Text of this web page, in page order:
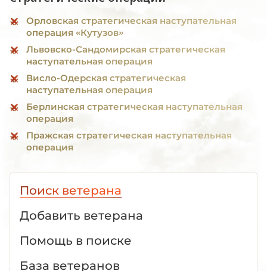
Орловская стратегическая наступательная
операция «Кутузов»
Львовско-Сандомирская стратегическая
наступательная операция
Висло-Одерская стратегическая
наступательная операция
Берлинская стратегическая наступательная
операция
Пражская стратегическая наступательная
операция
Поиск ветерана
Добавить ветерана
Помощь в поиске
База ветеранов